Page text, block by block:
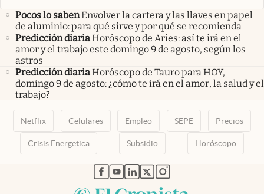
Pocos lo sabenEnvolver la cartera y las llaves en papel
de aluminio: para qué sirve y por qué se recomienda
Predicción diariaHoróscopo de Aries: así te irá en el
amor y el trabajo este domingo 9 de agosto, según los
astros
Predicción diariaHoróscopo de Tauro para HOY,
domingo 9 de agosto: ¿cómo te irá en el amor, la salud y el
trabajo?
Netflix Celulares Empleo SEPE Precios
Crisis Energetica Subsidio Horóscopo
abre en nueva pestaña
abre en nueva pestaña
abre en nueva pestaña
abre en nueva pestaña
abre en nueva pestaña